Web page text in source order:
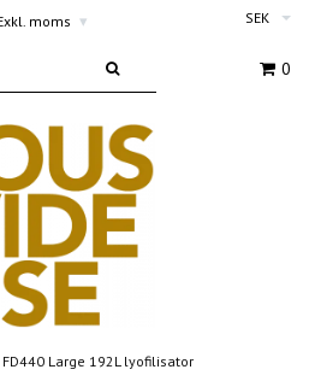
moms ▾ SEK
0
FD440 Large 192L lyofilisator